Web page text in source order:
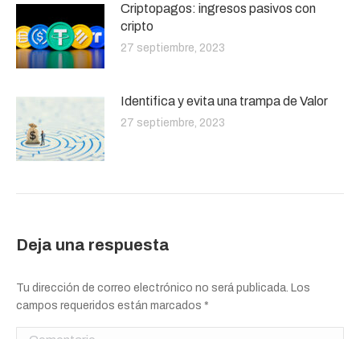
Criptopagos: ingresos pasivos con
cripto
27 septiembre, 2023
Identifica y evita una trampa de Valor
27 septiembre, 2023
Deja una respuesta
Tu dirección de correo electrónico no será publicada. Los
campos requeridos están marcados *
Comentario